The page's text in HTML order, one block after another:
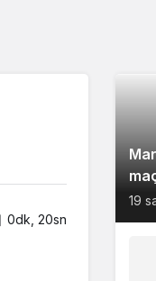
0dk, 20sn
19